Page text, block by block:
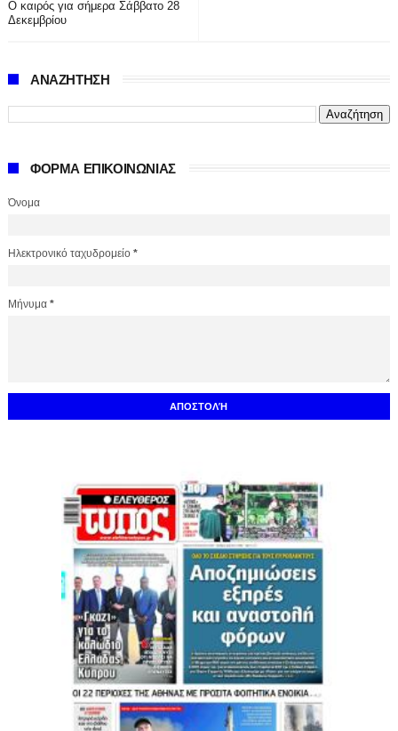
Ο καιρός για σήμερα Σάββατο 28
Δεκεμβρίου
ΑΝΑΖΗΤΗΣΗ
ΦΟΡΜΑ ΕΠΙΚΟΙΝΩΝΙΑΣ
Όνομα
Ηλεκτρονικό ταχυδρομείο *
Μήνυμα *